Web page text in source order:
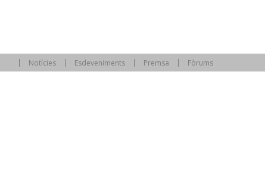
Notícies Esdeveniments Premsa Fòrums